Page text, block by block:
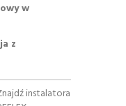
w
z
instalatora